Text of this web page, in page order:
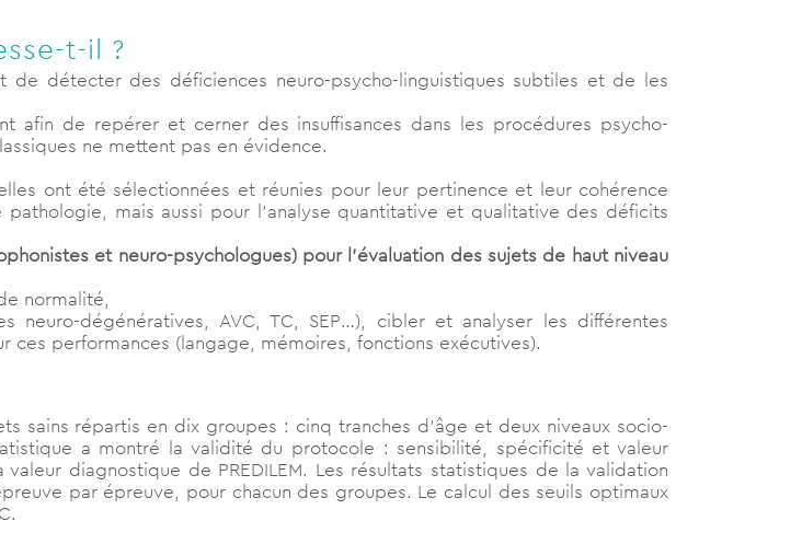
t-il ?
de détecter des déficiences neuro-psycho-linguistiques subtiles et de les
afin de repérer et cerner des insuffisances dans les procédures psycho-
ne mettent pas en évidence.
ont été sélectionnées et réunies pour leur pertinence et leur cohérence
mais aussi pour l’analyse quantitative et qualitative des déficits
et neuro-psychologues) pour l’évaluation des sujets de haut niveau
normalité,
dégénératives, AVC, TC, SEP…), cibler et analyser les différentes
performances (langage, mémoires, fonctions exécutives).
sains répartis en dix groupes : cinq tranches d’âge et deux niveaux socio-
a montré la validité du protocole : sensibilité, spécificité et valeur
diagnostique de PREDILEM. Les résultats statistiques de la validation
par épreuve, pour chacun des groupes. Le calcul des seuils optimaux